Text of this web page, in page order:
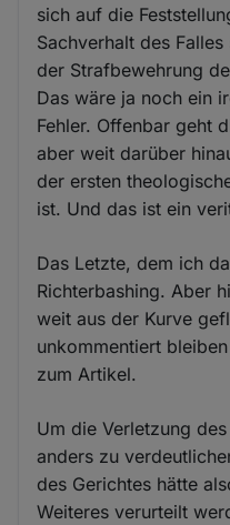
sich auf die
Sachverhalt des
der Strafbewehrung
Das wäre ja noch ein
Fehler. Offenbar geht
aber weit darüber
der ersten
ist. Und das ist ein
Das Letzte, dem ich
Richterbashing. Aber
weit aus der Kurve
unkommentiert
zum Artikel.
Um die Verletzung
anders zu
des Gerichtes hätte
Weiteres verurteilt